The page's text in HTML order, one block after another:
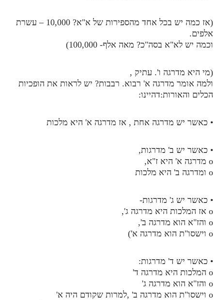
(אז כמה יש בכל אחד מהספירות של א"א? 10,000 – עשרת
אלפים.
וכמה יש לא"א בסה"כ? מאה אלף- 100,000)
(מי היא מדרגה ו'. עתיק ,
ולמה אומר מדרגה א' רבוא. רבבות? יש לראות את הופכיות
הכלים והאורות:דהיינו:
• כאשר יש מדרגה אחת , אז מדרגה א' היא מלכות
• כאשר יש ב' מדרגות,
o מדרגה א' היא ז"א,
o ומדרגה ב' היא מלכות
• כאשר יש ג' מדרגות-
o אז המלכות היא מדרגה ג',
o והז"א הוא מדרגה ב',
o וישסו"ת הוא מדרגה א')
• כאשר יש ד' מדרגות:
o המלכות היא מדרגה ד'
o והז"א הוא מדרגה ג'
o וישסו"ת הוא מדרגה ב' ,למרות שקודם היה א'